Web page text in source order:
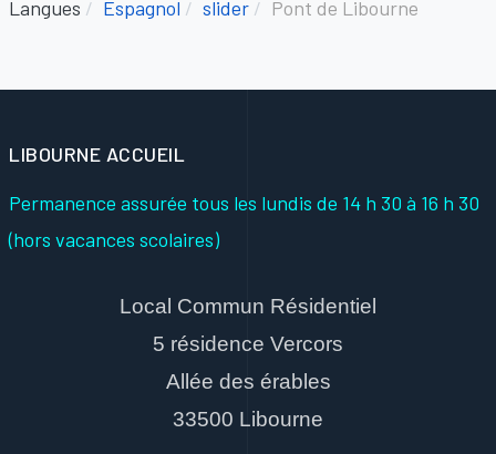
Langues
Espagnol slider Pont de Libourne
LIBOURNE ACCUEIL
Permanence assurée tous les lundis de 14 h 30 à 16 h 30
(hors vacances scolaires)
Local Commun Résidentiel
5 résidence Vercors
Allée des érables
33500 Libourne